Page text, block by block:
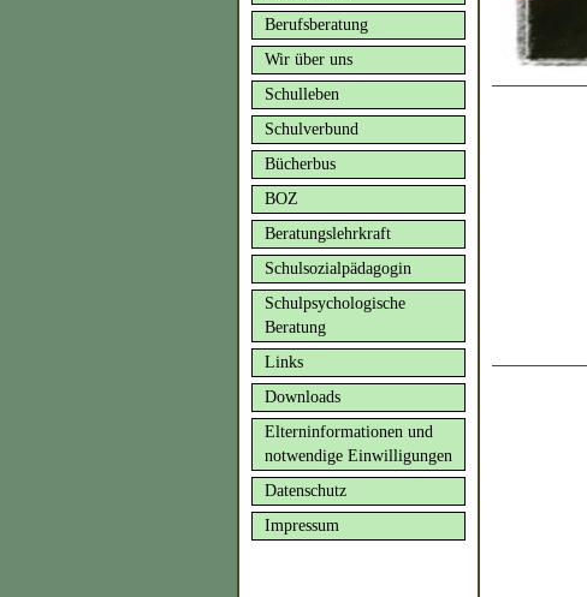
Berufsberatung
Wir über uns
Schulleben
Schulverbund
Bücherbus
BOZ
Beratungslehrkraft
Schulsozialpädagogin
Schulpsychologische
Beratung
Links
Downloads
Elterninformationen und
notwendige Einwilligungen
Datenschutz
Impressum